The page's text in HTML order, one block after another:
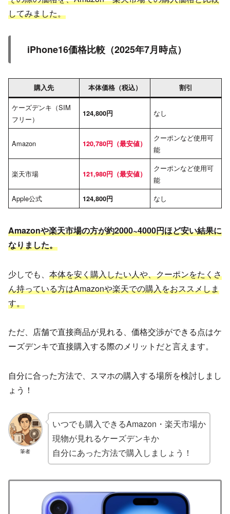
してみました。
iPhone16価格比較（2025年7月時点）
購入先 本体価格（税込） 割引
ケーズデンキ（SIM
フリー）
124,800円 なし
Amazon 120,780円（最安値）
クーポンなど使用可
能
楽天市場 121,980円（最安値）
クーポンなど使用可
能
Apple公式
124,800円 なし
Amazonや楽天市場の方が約2000~4000円ほど安い結果に
なりました。
少しでも、 本体を安く購入したい人や、クーポンをたくさ
ん持っている方はAmazonや楽天での購入をおススメしま
す。
ただ、店舗で直接商品が見れる、価格交渉ができる点はケ
ーズデンキで直接購入する際のメリットだと言えます。
自分に合った方法で、スマホの購入する場所を検討しまし
ょう！
筆者
いつでも購入できるAmazon・楽天市場か
現物が見れるケーズデンキか
自分にあった方法で購入しましょう！